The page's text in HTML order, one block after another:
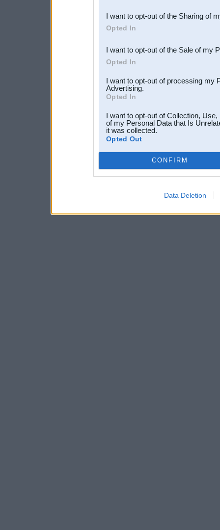
Downstream Participants
third parties.
I want to opt-out of the Sharing of
Opted In
I want to opt-out of the Sale of my
Opted In
I want to opt-out of processing my
Advertising.
Opted In
I want to opt-out of Collection,
of my Personal Data that Is
it was collected.
Opted Out
CONFIRM
Data Deletion